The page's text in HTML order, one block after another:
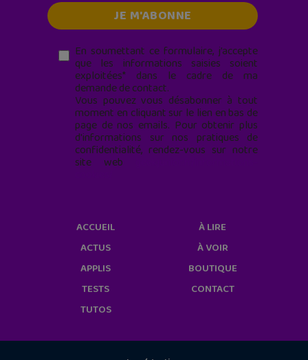
En soumettant ce formulaire, j’accepte
que les informations saisies soient
exploitées* dans le cadre de ma
demande de contact.
Vous pouvez vous désabonner à tout
moment en cliquant sur le lien en bas de
page de nos emails. Pour obtenir plus
d'informations sur nos pratiques de
confidentialité, rendez-vous sur notre
site web
ACCUEIL
ACTUS
APPLIS
TESTS
TUTOS
À LIRE
À VOIR
BOUTIQUE
CONTACT